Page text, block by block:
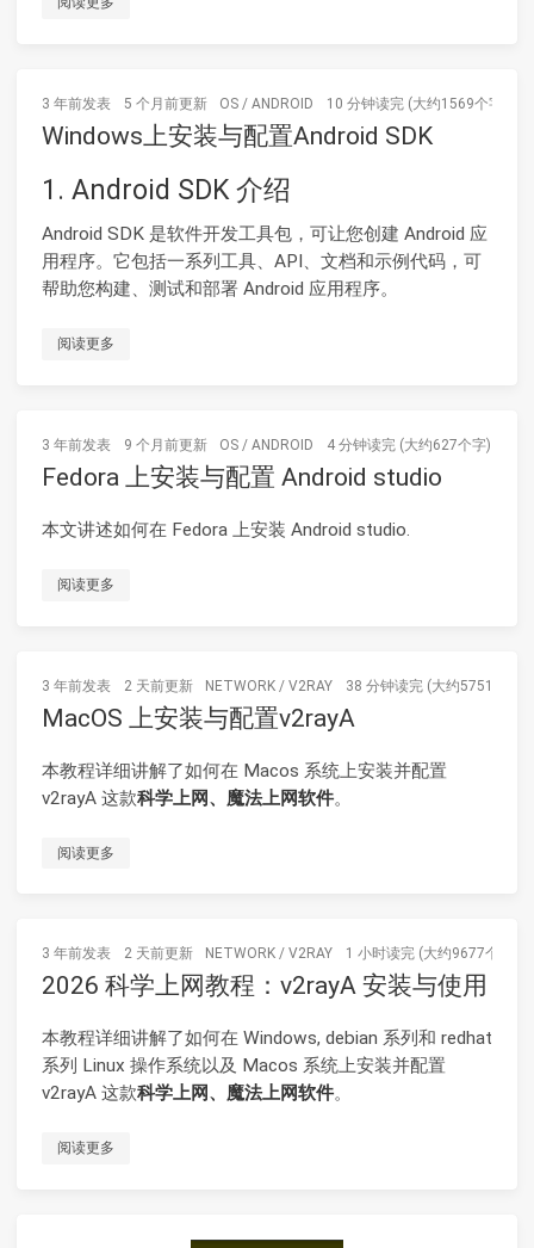
3 年前发表 5 个月前更新 OS / ANDROID 10 分钟读完 (大约1569个字)
Windows上安装与配置Android SDK
1. Android SDK 介绍
Android SDK 是软件开发工具包，可让您创建 Android 应
用程序。它包括一系列工具、API、文档和示例代码，可
帮助您构建、测试和部署 Android 应用程序。
阅读更多
3 年前发表 9 个月前更新 OS / ANDROID 4 分钟读完 (大约627个字)
Fedora 上安装与配置 Android studio
本文讲述如何在 Fedora 上安装 Android studio.
阅读更多
3 年前发表 2 天前更新 NETWORK / V2RAY 38 分钟读完 (大约5751个字)
MacOS 上安装与配置v2rayA
本教程详细讲解了如何在 Macos 系统上安装并配置
v2rayA 这款科学上网、魔法上网软件。
阅读更多
3 年前发表 2 天前更新 NETWORK / V2RAY 1 小时读完 (大约9677个字)
2026 科学上网教程：v2rayA 安装与使用
本教程详细讲解了如何在 Windows, debian 系列和 redhat
系列 Linux 操作系统以及 Macos 系统上安装并配置
v2rayA 这款科学上网、魔法上网软件。
阅读更多